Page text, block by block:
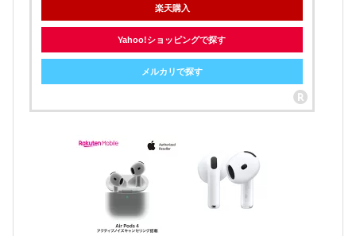
楽天購入
Yahoo!ショッピングで探す
メルカリで探す